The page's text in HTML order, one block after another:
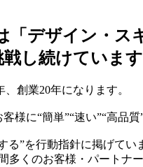
「デザイン・ス
し続けています
創業20年になります。
様に“簡単”“速い”“高品
る”を行動指針に掲げてい
多くのお客様・パートナ